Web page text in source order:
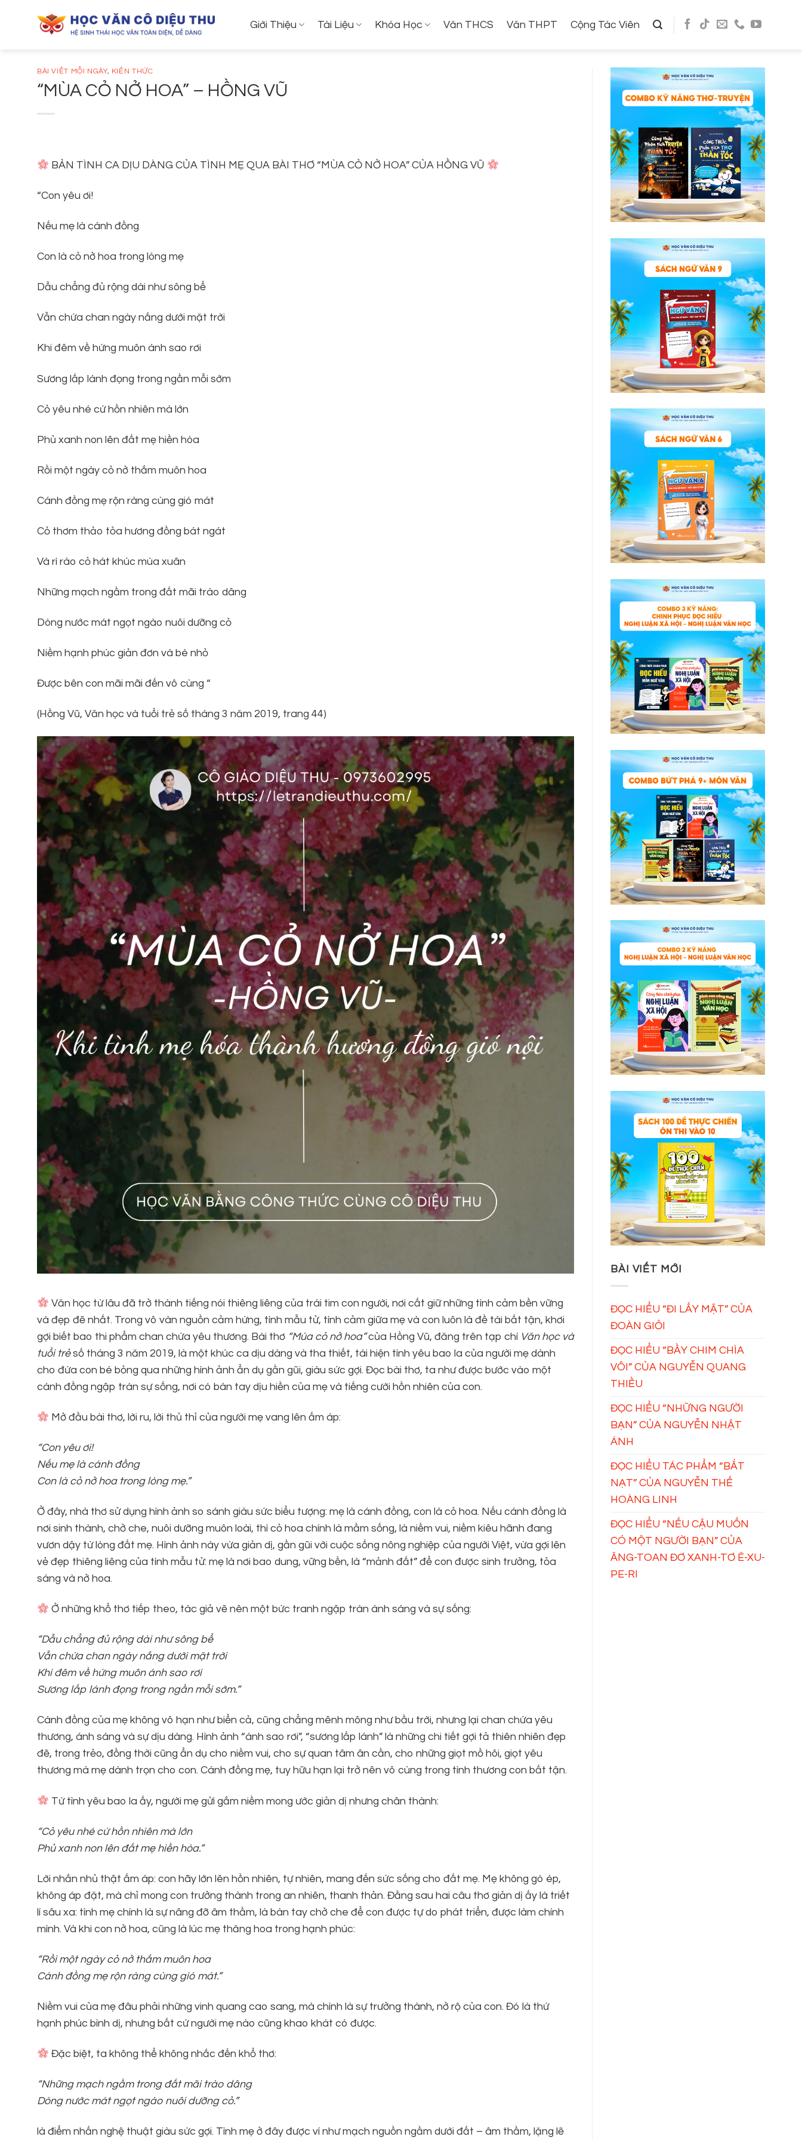
Giới Thiệu Tài Liệu Khóa Học Văn THCS Văn THPT Cộng Tác Viên
BÀI VIẾT MỖI NGÀY, KIẾN THỨC
“MÙA CỎ NỞ HOA” – HỒNG VŨ
BẢN TÌNH CA DỊU DÀNG CỦA TÌNH MẸ QUA BÀI THƠ “MÙA CỎ NỞ HOA” CỦA HỒNG VŨ
“Con yêu ơi!
Nếu mẹ là cánh đồng
Con là cỏ nở hoa trong lòng mẹ
Dẫu chẳng đủ rộng dài như sông bể
Vẫn chứa chan ngày nắng dưới mặt trời
Khi đêm về hứng muôn ánh sao rơi
Sương lấp lánh đọng trong ngần mỗi sớm
Cỏ yêu nhé cứ hồn nhiên mà lớn
Phủ xanh non lên đất mẹ hiền hòa
Rồi một ngày cỏ nở thắm muôn hoa
Cánh đồng mẹ rộn ràng cùng gió mát
Cỏ thơm thảo tỏa hương đồng bát ngát
Và rì rào cỏ hát khúc mùa xuân
Những mạch ngầm trong đất mãi trào dâng
Dòng nước mát ngọt ngào nuôi dưỡng cỏ
Niềm hạnh phúc giản đơn và bé nhỏ
Được bên con mãi mãi đến vô cùng “
(Hồng Vũ, Văn học và tuổi trẻ số tháng 3 năm 2019, trang 44)
Văn học từ lâu đã trở thành tiếng nói thiêng liêng của trái tim con người, nơi cất giữ những tình cảm bền vững
và đẹp đẽ nhất. Trong vô vàn nguồn cảm hứng, tình mẫu tử, tình cảm giữa mẹ và con luôn là đề tài bất tận, khơi
gợi biết bao thi phẩm chan chứa yêu thương. Bài thơ “Mùa cỏ nở hoa”của Hồng Vũ, đăng trên tạp chí Văn học và
tuổi trẻsố tháng 3 năm 2019, là một khúc ca dịu dàng và tha thiết, tái hiện tình yêu bao la của người mẹ dành
cho đứa con bé bỏng qua những hình ảnh ẩn dụ gần gũi, giàu sức gợi. Đọc bài thơ, ta như được bước vào một
cánh đồng ngập tràn sự sống, nơi có bàn tay dịu hiền của mẹ và tiếng cười hồn nhiên của con.
Mở đầu bài thơ, lời ru, lời thủ thỉ của người mẹ vang lên ấm áp:
“Con yêu ơi!
Nếu mẹ là cánh đồng
Con là cỏ nở hoa trong lòng mẹ.”
Ở đây, nhà thơ sử dụng hình ảnh so sánh giàu sức biểu tượng: mẹ là cánh đồng, con là cỏ hoa. Nếu cánh đồng là
nơi sinh thành, chở che, nuôi dưỡng muôn loài, thì cỏ hoa chính là mầm sống, là niềm vui, niềm kiêu hãnh đang
vươn dậy từ lòng đất mẹ. Hình ảnh này vừa giản dị, gần gũi với cuộc sống nông nghiệp của người Việt, vừa gợi lên
vẻ đẹp thiêng liêng của tình mẫu tử: mẹ là nơi bao dung, vững bền, là “mảnh đất” để con được sinh trưởng, tỏa
sáng và nở hoa.
Ở những khổ thơ tiếp theo, tác giả vẽ nên một bức tranh ngập tràn ánh sáng và sự sống:
“Dẫu chẳng đủ rộng dài như sông bể
Vẫn chứa chan ngày nắng dưới mặt trời
Khi đêm về hứng muôn ánh sao rơi
Sương lấp lánh đọng trong ngần mỗi sớm.”
Cánh đồng của mẹ không vô hạn như biển cả, cũng chẳng mênh mông như bầu trời, nhưng lại chan chứa yêu
thương, ánh sáng và sự dịu dàng. Hình ảnh “ánh sao rơi”, “sương lấp lánh” là những chi tiết gợi tả thiên nhiên đẹp
đẽ, trong trẻo, đồng thời cũng ẩn dụ cho niềm vui, cho sự quan tâm ân cần, cho những giọt mồ hôi, giọt yêu
thương mà mẹ dành trọn cho con. Cánh đồng mẹ, tuy hữu hạn lại trở nên vô cùng trong tình thương con bất tận.
Từ tình yêu bao la ấy, người mẹ gửi gắm niềm mong ước giản dị nhưng chân thành:
“Cỏ yêu nhé cứ hồn nhiên mà lớn
Phủ xanh non lên đất mẹ hiền hòa.”
Lời nhắn nhủ thật ấm áp: con hãy lớn lên hồn nhiên, tự nhiên, mang đến sức sống cho đất mẹ. Mẹ không gò ép,
không áp đặt, mà chỉ mong con trưởng thành trong an nhiên, thanh thản. Đằng sau hai câu thơ giản dị ấy là triết
lí sâu xa: tình mẹ chính là sự nâng đỡ âm thầm, là bàn tay chở che để con được tự do phát triển, được làm chính
mình. Và khi con nở hoa, cũng là lúc mẹ thăng hoa trong hạnh phúc:
“Rồi một ngày cỏ nở thắm muôn hoa
Cánh đồng mẹ rộn ràng cùng gió mát.”
Niềm vui của mẹ đâu phải những vinh quang cao sang, mà chính là sự trưởng thành, nở rộ của con. Đó là thứ
hạnh phúc bình dị, nhưng bất cứ người mẹ nào cũng khao khát có được.
Đặc biệt, ta không thể không nhắc đến khổ thơ:
“Những mạch ngầm trong đất mãi trào dâng
Dòng nước mát ngọt ngào nuôi dưỡng cỏ.”
là điểm nhấn nghệ thuật giàu sức gợi. Tình mẹ ở đây được ví như mạch nguồn ngầm dưới đất – âm thầm, lặng lẽ
BÀI VIẾT MỚI
ĐỌC HIỂU “ĐI LẤY MẬT” CỦA
ĐOÀN GIỎI
ĐỌC HIỂU “BẦY CHIM CHÌA
VÔI” CỦA NGUYỄN QUANG
THIỀU
ĐỌC HIỂU “NHỮNG NGƯỜI
BẠN” CỦA NGUYỄN NHẬT
ÁNH
ĐỌC HIỂU TÁC PHẨM “BẮT
NẠT” CỦA NGUYỄN THẾ
HOÀNG LINH
ĐỌC HIỂU “NẾU CẬU MUỐN
CÓ MỘT NGƯỜI BẠN” CỦA
ĂNG-TOAN ĐƠ XANH-TƠ Ê-XU-
PE-RI